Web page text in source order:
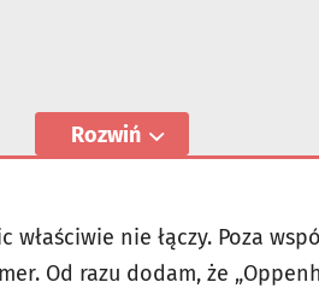
Rozwiń
nie łączy. Poza
Od razu dodam, że